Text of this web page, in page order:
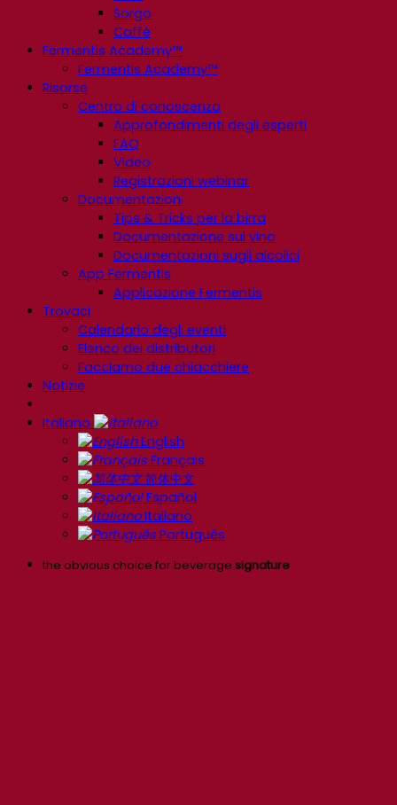
Sorgo
Caffè
Fermentis Academy™
Fermentis Academy™
Risorse
Centro di conoscenza
Approfondimenti degli esperti
FAQ
Video
Registrazioni webinar
Documentazioni
Tips & Tricks per la birra
Documentazione sul vino
Documentazioni sugli alcolici
App Fermentis
Applicazione Fermentis
Trovaci
Calendario degli eventi
Elenco dei distributori
Facciamo due chiacchiere
Notizie
Italiano
English
Français
简体中文
Español
Italiano
Português
the obvious choice for beverage signature